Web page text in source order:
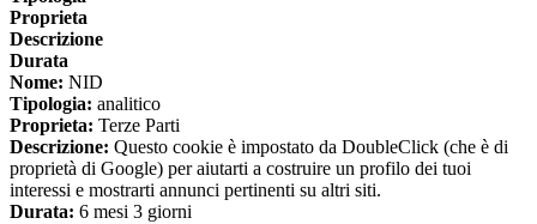
Proprieta
Descrizione
Durata
Nome: NID
Tipologia: analitico
Proprieta: Terze Parti
Descrizione: Questo cookie è impostato da DoubleClick (che è di
proprietà di Google) per aiutarti a costruire un profilo dei tuoi
interessi e mostrarti annunci pertinenti su altri siti.
Durata: 6 mesi 3 giorni